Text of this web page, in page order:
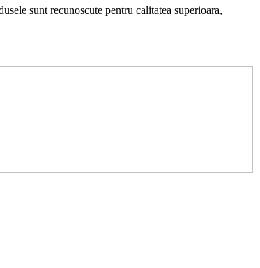
sunt recunoscute pentru calitatea superioara,